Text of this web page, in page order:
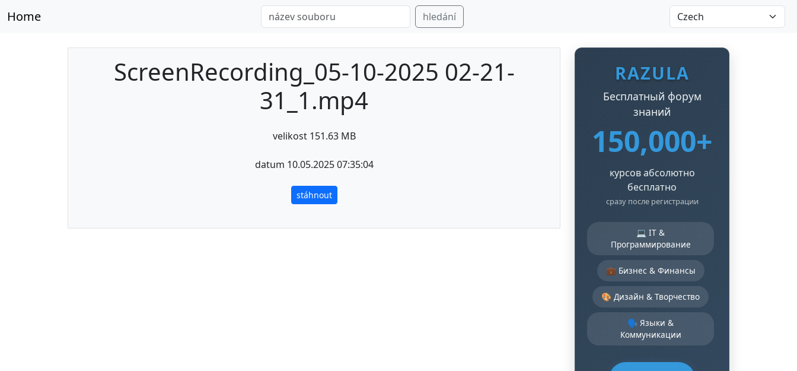
Home hledání
ScreenRecording_05-10-2025 02-21-
31_1.mp4
velikost 151.63 MB
datum 10.05.2025 07:35:04
stáhnout
RAZULA
Бесплатный форум
знаний
150,000+
курсов абсолютно
бесплатно
сразу после регистрации
💻 IT &
Программирование
💼 Бизнес & Финансы
🎨 Дизайн & Творчество
🗣️ Языки &
Коммуникации